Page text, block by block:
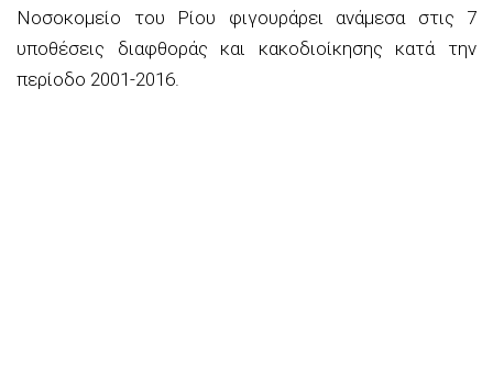
Νοσοκομείο του Ρίου φιγουράρει ανάμεσα στις 7
υποθέσεις διαφθοράς και κακοδιοίκησης κατά την
περίοδο 2001-2016.